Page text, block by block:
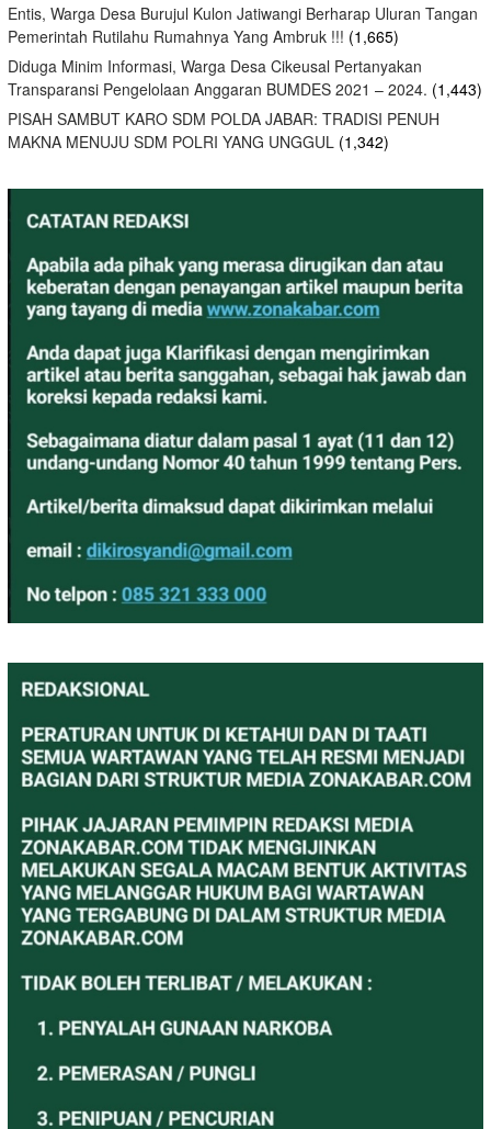
Entis, Warga Desa Burujul Kulon Jatiwangi Berharap Uluran Tangan
Pemerintah Rutilahu Rumahnya Yang Ambruk !!! (1,665)
Diduga Minim Informasi, Warga Desa Cikeusal Pertanyakan
Transparansi Pengelolaan Anggaran BUMDES 2021 – 2024. (1,443)
PISAH SAMBUT KARO SDM POLDA JABAR: TRADISI PENUH
MAKNA MENUJU SDM POLRI YANG UNGGUL (1,342)